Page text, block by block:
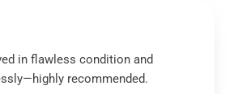
in flawless condition and
recommended.